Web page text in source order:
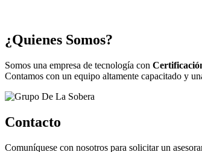
¿Quienes Somos?
Somos una empresa de tecnología con
Contamos con un equipo altamente capacitado y
Contacto
Comuníquese con nosotros para solicitar un